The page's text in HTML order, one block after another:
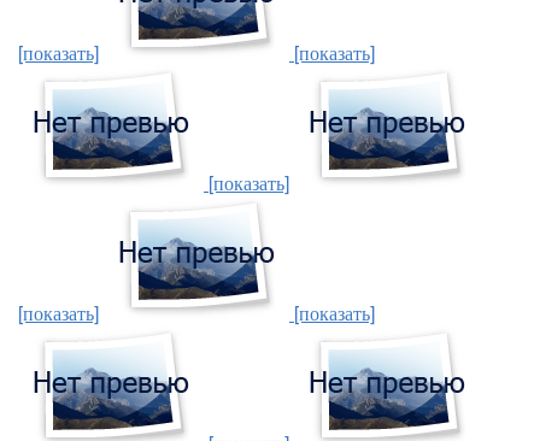
[показать] [показать]
[показать]
[показать] [показать]